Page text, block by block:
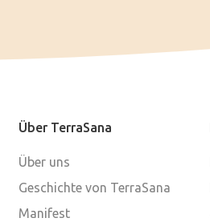
Über TerraSana
Über uns
Geschichte von TerraSana
Manifest